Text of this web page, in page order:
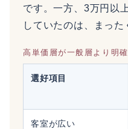
です。一方、3万円以
していたのは、まった
高単価層が一般層より明
選好項目
客室が広い